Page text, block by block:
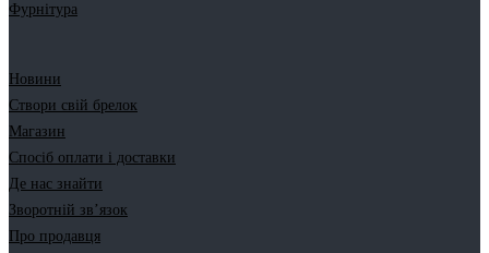
Фурнітура
Новини
Створи свій брелок
Магазин
Спосіб оплати і доставки
Де нас знайти
Зворотній зв’язок
Про продавця